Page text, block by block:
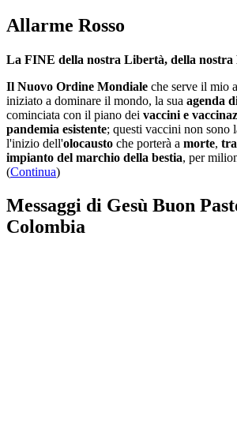
Allarme Rosso
La FINE della nostra Libertà, della nostra
Il Nuovo Ordine Mondiale che serve il mio
iniziato a dominare il mondo, la sua agenda
cominciata con il piano dei vaccini e
pandemia esistente; questi vaccini non sono
l'inizio dell'olocausto che porterà a morte,
impianto del marchio della bestia, per
(Continua)
Messaggi di Gesù Buon
Colombia